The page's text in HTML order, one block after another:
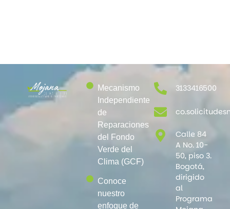
Mecanismo
Independiente
de
Reparaciones
del Fondo
Verde del
Clima (GCF)
Conoce
nuestro
enfoque de
3133416500
Calle 84
A No. 10-
50, piso 3.
Bogotá,
dirigido
al
Programa